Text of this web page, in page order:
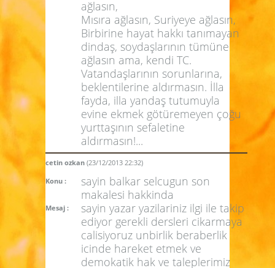
ağlasın,
Mısıra ağlasın, Suriyeye ağlasın,
Birbirine hayat hakkı tanımayan
dindaş, soydaşlarının tümüne
ağlasın ama, kendi TC.
Vatandaşlarının sorunlarına,
beklentilerine aldırmasın. İlla
fayda, illa yandaş tutumuyla
evine ekmek götüremeyen çoğu
yurttaşının sefaletine
aldırmasın!...
cetin ozkan (23/12/2013 22:32)
Konu :
sayin balkar selcugun son
makalesi hakkinda
Mesaj :
sayin yazar yazilariniz ilgi ile takip
ediyor gerekli dersleri cikarmaya
calisiyoruz unbirlik beraberlik
icinde hareket etmek ve
demokatik hak ve taleplerimiz